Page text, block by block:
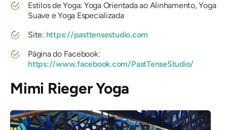
Estilos de Yoga: Yoga Orientada ao Alinhamento, Yoga
Suave e Yoga Especializada
Site: https://pasttensestudio.com
Página do Facebook:
https://www.facebook.com/PastTenseStudio/
Mimi Rieger Yoga